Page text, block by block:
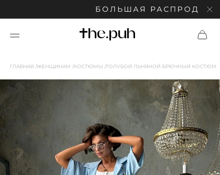
БОЛЬШАЯ РАСПРОДАЖА:
ГЛАВНАЯ ЖЕНЩИНАМ КОСТЮМЫ ГОЛУБОЙ ЛЬНЯНОЙ БРЮЧНЫЙ КОСТЮМ